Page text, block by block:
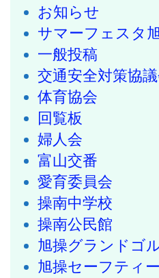
お知らせ
サマーフェスタ
一般投稿
交通安全対策協
体育協会
回覧板
婦人会
富山交番
愛育委員会
操南中学校
操南公民館
旭操グランドゴ
旭操セーフティ